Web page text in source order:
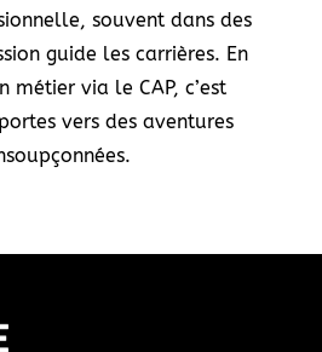
souvent dans des
guide les carrières. En
métier via le CAP, c’est
vers des aventures